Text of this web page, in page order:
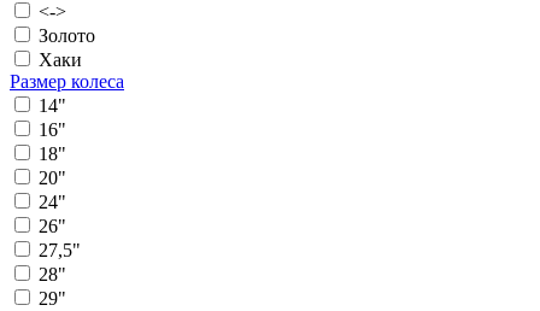
<->
Золото
Хаки
Размер колеса
14"
16"
18"
20"
24"
26"
27,5"
28"
29"